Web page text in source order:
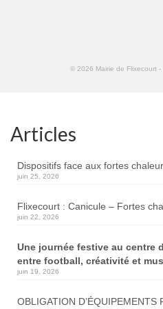
© 2026 Mairie de Flixecourt -
Articles
Dispositifs face aux fortes
juin 25, 2026
Flixecourt : Canicule – Fortes
juin 22, 2026
Une journée festive au centre
entre football, créativité et
juin 19, 2026
OBLIGATION D’ÉQUIPEMENTS